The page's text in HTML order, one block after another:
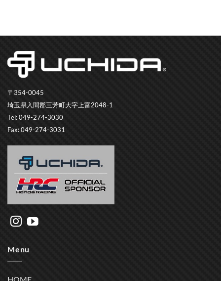
〒354-0045
埼玉県入間郡三芳町大字上富2048-1
Tel: 049-274-3030
Fax: 049-274-3031
Menu